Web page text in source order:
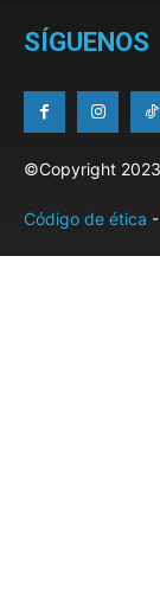
SÍGUENOS
©Copyright
Código de ética -